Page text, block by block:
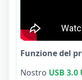
Funzione del
Nostro USB